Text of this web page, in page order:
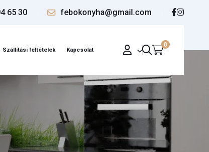
65 30 febokonyha@gmail.com
Szállítási feltételek Kapcsolat
0